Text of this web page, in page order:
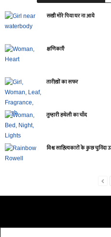
सखी मोरे पिया घर ना आये
क्षणिकाएँ
तारीख़ों का सफर
तुम्हारी हथेली का चाँद
विश्व साहित्यकारों के कुछ चुनिंदा